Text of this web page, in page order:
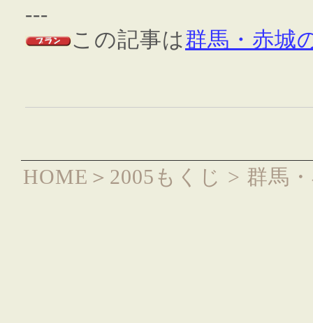
---
この記事は群馬・赤城
HOME ＞ 2005もくじ > 群馬